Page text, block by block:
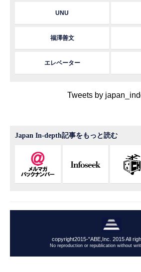
UNU
福澤善文
エレベーター
Tweets by
Japan In-depth記事をもっと読む
copyright2015-"ABE,Inc. 2015 All
No reproduction or republication without